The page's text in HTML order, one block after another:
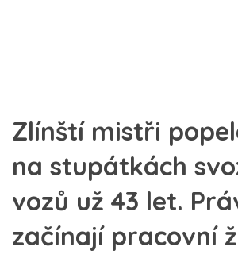
Zlínští mistři
na stupátkách
vozů už 43 let.
začínají pracovní